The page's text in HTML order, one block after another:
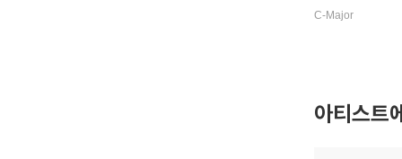
uck: Alceste)
C-Major
아티스트